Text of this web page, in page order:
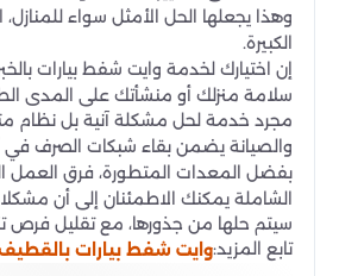
وهذا يجعلها الحل الأمثل سواء
الكبيرة.
إن اختيارك لخدمة وايت شفط بيارات
سلامة منزلك أو منشأتك على المدى
مجرد خدمة لحل مشكلة آنية بل نظام
والصيانة يضمن بقاء شبكات الصرف في
بفضل المعدات المتطورة، فرق العمل
الشاملة يمكنك الاطمئنان إلى أن
سيتم حلها من جذورها، مع تقليل فرص
تابع المزيد:وايت شفط بيارات